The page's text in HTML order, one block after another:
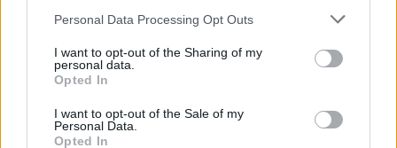
Personal Data Processing Opt Outs
I want to opt-out of the Sharing of my
personal data.
Opted In
I want to opt-out of the Sale of my
Personal Data.
Opted In
σε τρεις ημέρες κατά τη διάρκεια μαχών στην
Κατά τη διάρκεια μιας συνάντησης, οι μισθοφόροι
εγγυήθηκαν ένα καθεστώς ατιμωρησίας και